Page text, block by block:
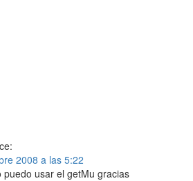
2008 a las 5:22
puedo usar el getMu gracias